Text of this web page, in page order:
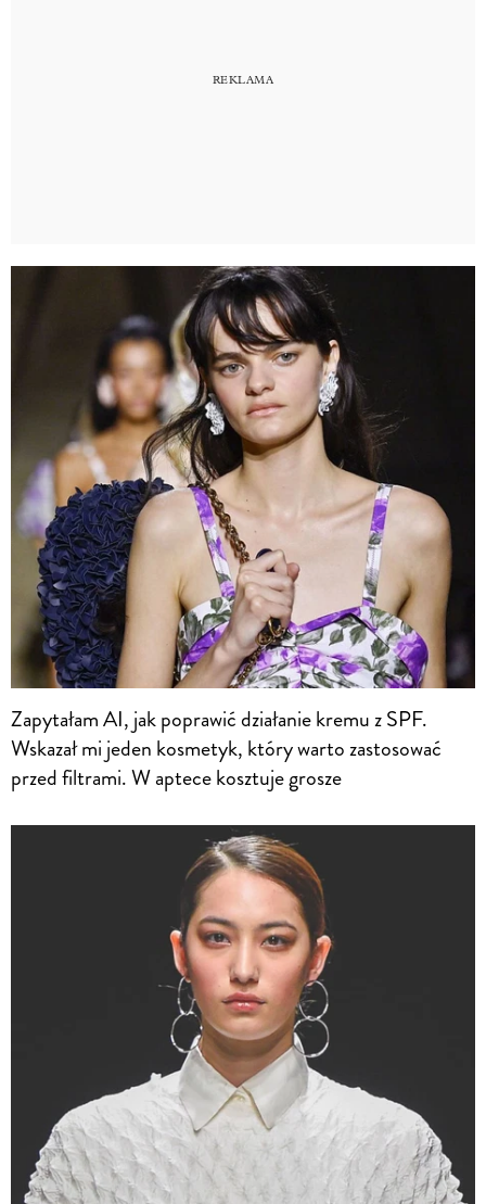
Zapytałam AI, jak poprawić działanie kremu z SPF.
Wskazał mi jeden kosmetyk, który warto zastosować
przed filtrami. W aptece kosztuje grosze